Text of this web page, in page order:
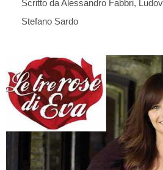
Scritto da Alessandro Fabbri,
Stefano Sardo